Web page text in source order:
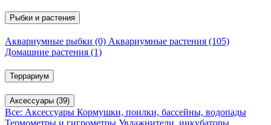
Рыбки и растения
Аквариумные рыбки (0) Аквариумные растения (105)
Домашние растения (1)
Террариум
Аксессуары (39)
Все: Аксессуары Кормушки, поилки, бассейны, водопады
Термометры и гигрометры Увлажнители, инкубаторы